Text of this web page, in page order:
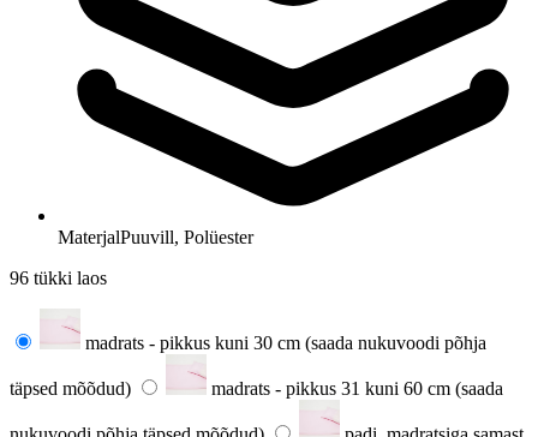
MaterjalPuuvill, Polüester
96 tükki laos
madrats - pikkus kuni 30 cm (saada nukuvoodi põhja
täpsed mõõdud) madrats - pikkus 31 kuni 60 cm (saada